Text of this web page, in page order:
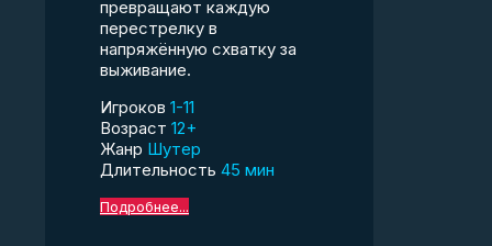
превращают каждую
перестрелку в
напряжённую схватку за
выживание.
Игроков 1-11
Возраст 12+
Жанр Шутер
Длительность 45 мин
Подробнее...